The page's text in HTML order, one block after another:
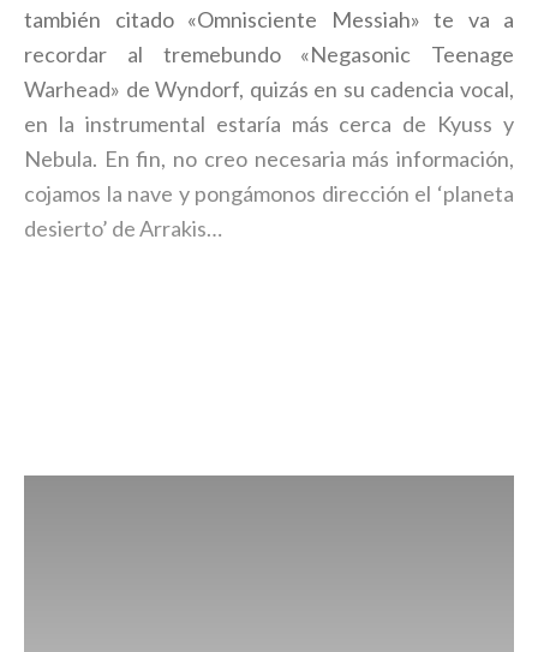
también citado «Omnisciente Messiah» te va a
recordar al tremebundo «Negasonic Teenage
Warhead» de Wyndorf, quizás en su cadencia vocal,
en la instrumental estaría más cerca de Kyuss y
Nebula. En fin, no creo necesaria más información,
cojamos la nave y pongámonos dirección el ‘planeta
desierto’ de Arrakis…